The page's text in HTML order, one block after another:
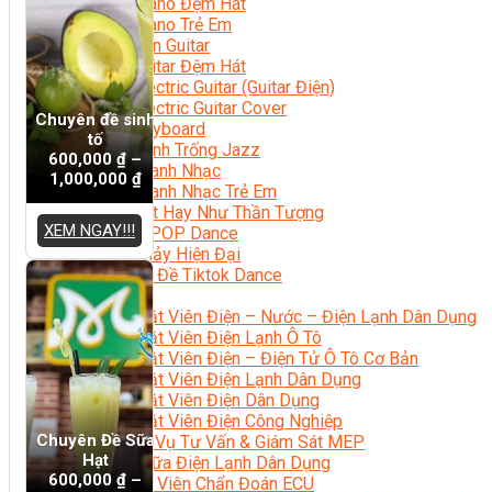
Học Piano Trẻ Em
Học Đàn Guitar
Học Guitar Đệm Hát
Học Electric Guitar (Guitar Điện)
Học Electric Guitar Cover
Học Keyboard
Học Đánh Trống Jazz
Học Thanh Nhạc
Học Thanh Nhạc Trẻ Em
Học Hát Hay Như Thần Tượng
Học K-POP Dance
Học Nhảy Hiện Đại
Chuyên Đề Tiktok Dance
Kỹ Thuật – Công Nghệ
Kỹ Thuật Viên Điện – Nước – Điện Lạnh Dân Dụng
Kỹ Thuật Viên Điện Lạnh Ô Tô
Kỹ Thuật Viên Điện – Điện Tử Ô Tô Cơ Bản
Kỹ Thuật Viên Điện Lạnh Dân Dụng
Kỹ Thuật Viên Điện Dân Dụng
Kỹ Thuật Viên Điện Công Nghiệp
Nghiệp Vụ Tư Vấn & Giám Sát MEP
Sửa Chữa Điện Lạnh Dân Dụng
Chuyên Viên Chẩn Đoán ECU
Chuyên đề sinh
tố
600,000₫–
1,000,000 ₫
XEM NGAY!!!
Chuyên Đề Sữa
Hạt
600,000 ₫ –